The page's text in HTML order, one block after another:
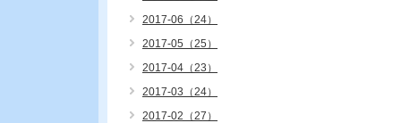
2017-06（24）
2017-05（25）
2017-04（23）
2017-03（24）
2017-02（27）